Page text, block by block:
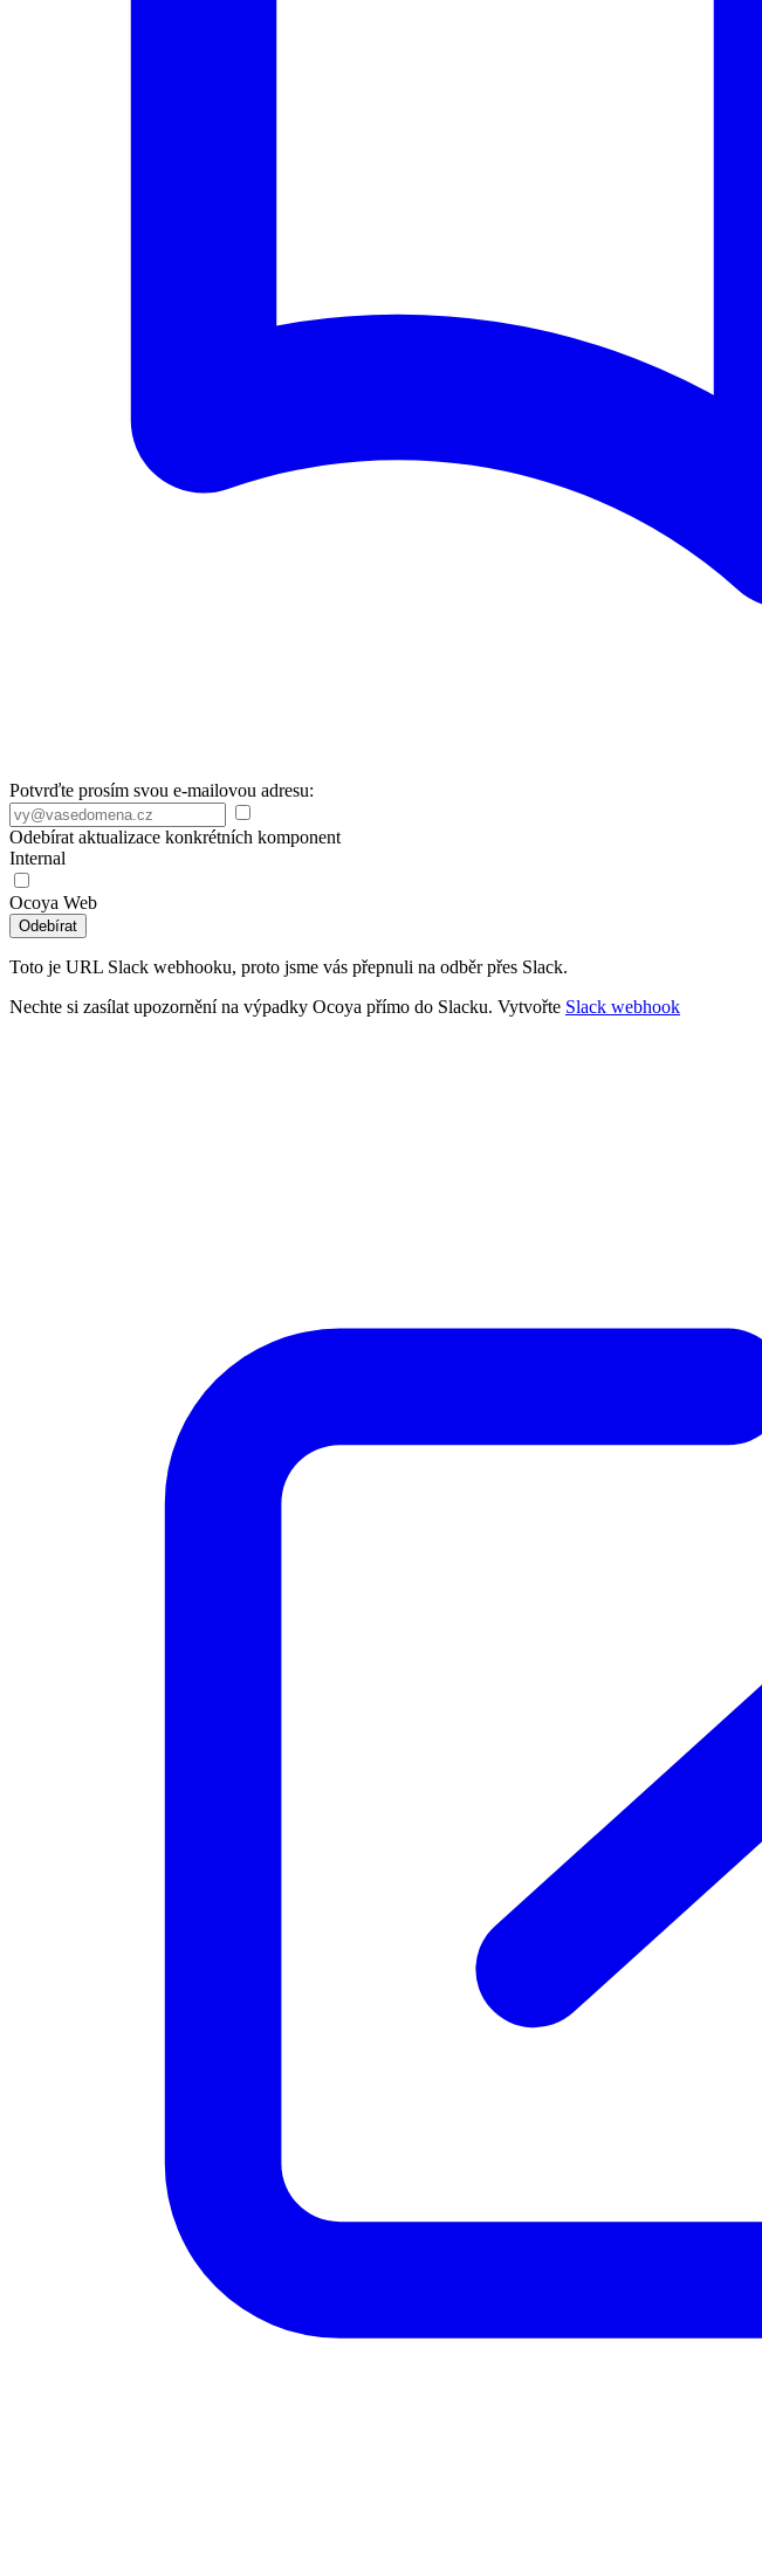
Potvrďte prosím svou e-mailovou adresu:
Odebírat aktualizace konkrétních komponent
Internal
Ocoya Web
Odebírat
Toto je URL Slack webhooku, proto jsme vás přepnuli na odběr přes Slack.
Nechte si zasílat upozornění na výpadky Ocoya přímo do Slacku. Vytvořte Slack webhook